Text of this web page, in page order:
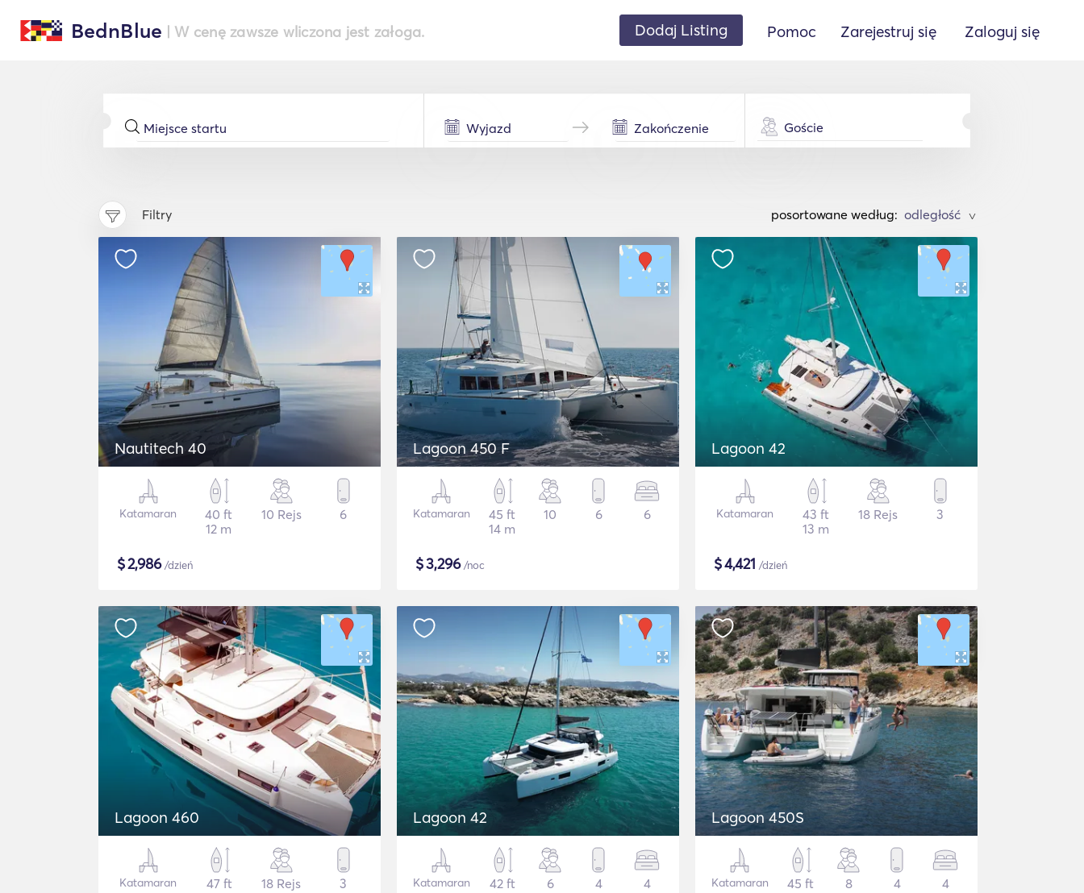
BednBlue | W cenę zawsze wliczona jest załoga. Dodaj Listing Pomoc Zarejestruj się Zaloguj się
Goście
Filtry posortowane według: >
Nautitech 40
Katamaran
40 ft
12 m
10 Rejs 6
$2,986/dzień
Lagoon 450 F
Katamaran
45 ft
14 m
10 6 6
$3,296/noc
Lagoon 42
Katamaran
43 ft
13 m
18 Rejs 3
$4,421 /dzień
Lagoon 460
Katamaran
47 ft
18 Rejs 3
Lagoon 42
Katamaran
42 ft
6 4 4
Lagoon 450S
Katamaran
45 ft
8 4 4